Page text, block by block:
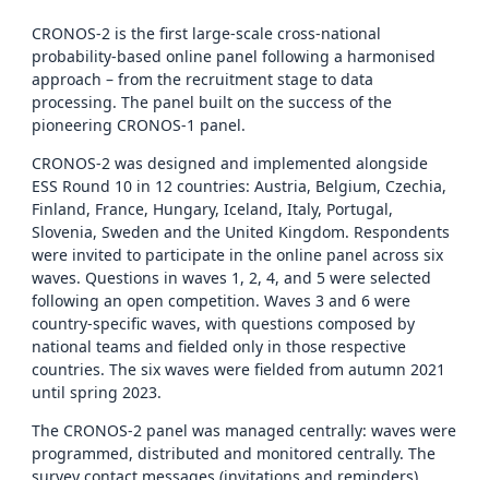
CRONOS-2 is the first large-scale cross-national
probability-based online panel following a harmonised
approach – from the recruitment stage to data
processing. The panel built on the success of the
pioneering CRONOS-1 panel.
CRONOS-2 was designed and implemented alongside
ESS Round 10 in 12 countries: Austria, Belgium, Czechia,
Finland, France, Hungary, Iceland, Italy, Portugal,
Slovenia, Sweden and the United Kingdom. Respondents
were invited to participate in the online panel across six
waves. Questions in waves 1, 2, 4, and 5 were selected
following an open competition. Waves 3 and 6 were
country-specific waves, with questions composed by
national teams and fielded only in those respective
countries. The six waves were fielded from autumn 2021
until spring 2023.
The CRONOS-2 panel was managed centrally: waves were
programmed, distributed and monitored centrally. The